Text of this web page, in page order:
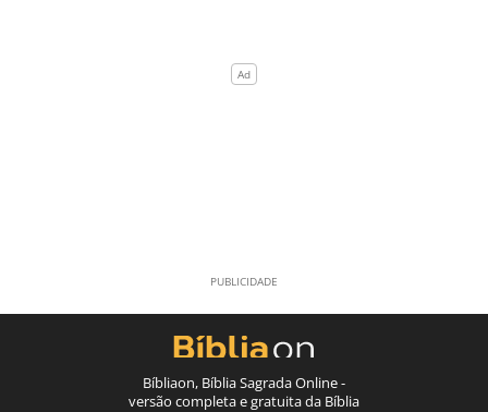
Bíbliaon, Bíblia Sagrada Online -
versão completa e gratuita da Bíblia